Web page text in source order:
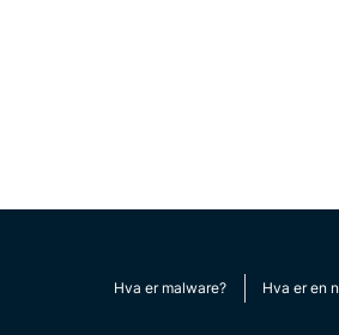
Hva er malware? Hva er en